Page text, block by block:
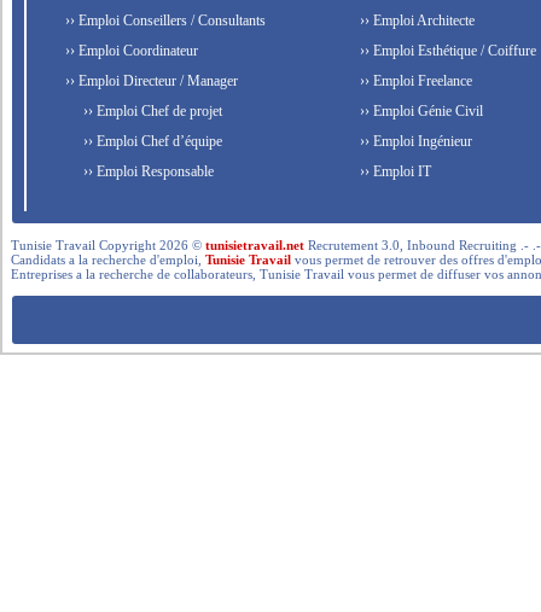
›› Emploi Conseillers / Consultants
›› Emploi Coordinateur
›› Emploi Directeur / Manager
›› Emploi Chef de projet
›› Emploi Chef d’équipe
›› Emploi Responsable
›› Emploi Architecte
›› Emploi Esthétique / Coiffure
›› Emploi Freelance
›› Emploi Génie Civil
›› Emploi Ingénieur
›› Emploi IT
Tunisie Travail Copyright 2026 ©tunisietravail.net Recrutement 3.0, Inbound Recruiting .-
Candidats a la recherche d'emploi,Tunisie Travail vous permet de retrouver des offres
Entreprises a la recherche de collaborateurs, Tunisie Travail vous permet de diffuser vos